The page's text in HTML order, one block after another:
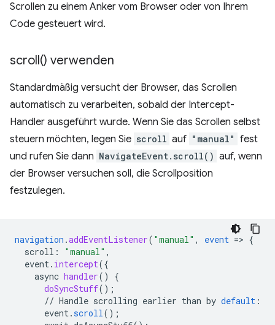
Scrollen zu einem Anker vom Browser oder von Ihrem
Code gesteuert wird.
scroll() verwenden
Standardmäßig versucht der Browser, das Scrollen
automatisch zu verarbeiten, sobald der Intercept-
Handler ausgeführt wurde. Wenn Sie das Scrollen selbst
steuern möchten, legen Sie scroll auf "manual" fest
und rufen Sie dann NavigateEvent.scroll() auf, wenn
der Browser versuchen soll, die Scrollposition
festzulegen.
navigation .addEventListener( "manual" , event => {
scroll : "manual" ,
event. intercept({
async handler()
{
doSyncStuff() ;
// Handle scrolling earlier than by default :
event.scroll( );